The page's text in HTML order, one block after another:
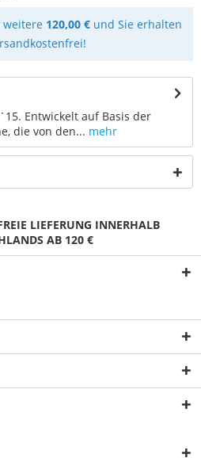
weitere 120,00 € und Sie erhalten
Entwickelt auf Basis der
die von den... mehr
LIEFERUNG INNERHALB
AB 120 €